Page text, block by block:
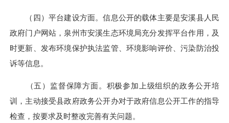
（四）平台建设方面。信息公开的载体主要是安溪县人民
政府门户网站，泉州市安溪生态环境局充分发挥平台作用，及
时更新、发布环境保护执法监管、环境影响评价、污染防治投
诉等信息。
（五）监督保障方面。积极参加上级组织的政务公开培
训，主动接受县政府政务公开办对于政府信息公开工作的指导
检查，按要求及时整改完善有关问题。